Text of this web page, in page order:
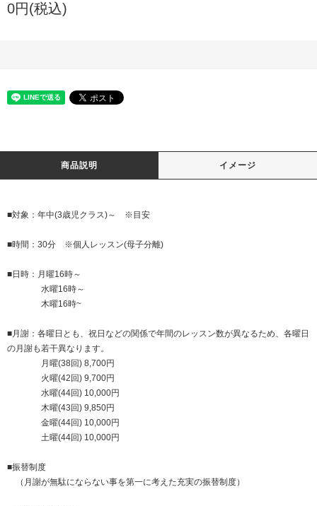
0円(税込)
商品説明 イメージ
■対象：年中(3歳児クラス)～ ※目安
■時間：30分 ※個人レッスン(母子分離)
■日時：月曜16時～
水曜16時～
木曜16時~
■月謝：各曜日とも、祝日などの関係で年間のレッスン数が異なるため、各曜日
の月謝も若干異なります。
月曜(38回) 8,700円
火曜(42回) 9,700円
水曜(44回) 10,000円
木曜(43回) 9,850円
金曜(44回) 10,000円
土曜(44回) 10,000円
■振替制度
（月謝が無駄にならない事を第一に考えた充実の振替制度）